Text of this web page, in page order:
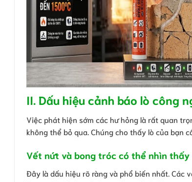
II. Dấu hiệu cảnh báo lò công
Việc phát hiện sớm các hư hỏng là rất quan
không thể bỏ qua. Chúng cho thấy lò của bạn
Vết nứt và bong tróc có thể nhìn thấy
Đây là dấu hiệu rõ ràng và phổ biến nhất. Các